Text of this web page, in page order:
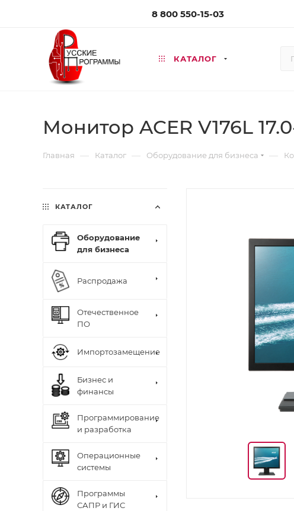
8 800 550-15-03
КАТАЛОГ
Монитор ACER V176L
Главная — Каталог — Оборудование для бизнеса —
КАТАЛОГ
Оборудование
для бизнеса
Распродажа
Отечественное
ПО
Импортозамещение
Бизнес и
финансы
Программирование
и разработка
Операционные
системы
Программы
САПР и ГИС